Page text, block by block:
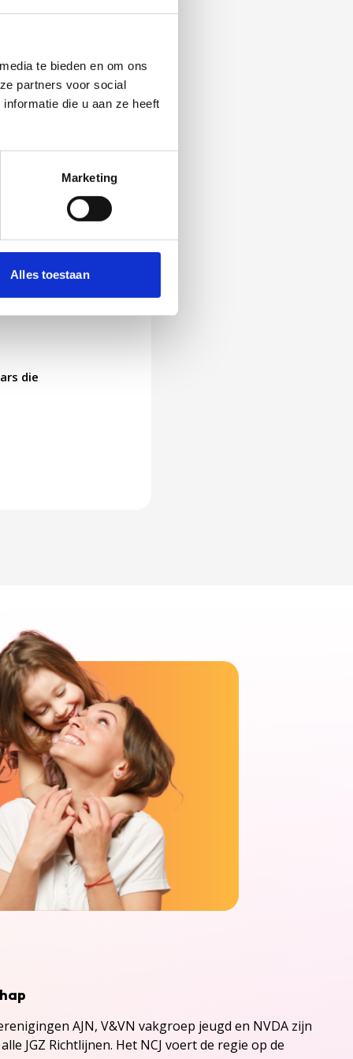
te bieden en om ons
partners voor social
die u aan ze heeft
Marketing
Alles toestaan
zij de vraag
die
AJN, V&VN vakgroep jeugd en NVDA zijn
JGZ Richtlijnen. Het NCJ voert de regie op de